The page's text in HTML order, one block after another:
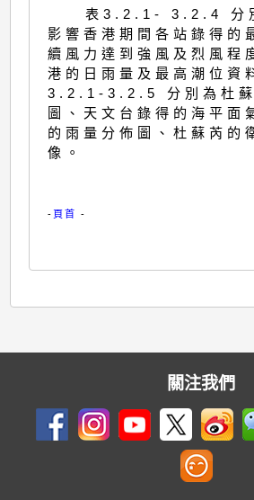
表3.2.1- 3.2.4 分
影響香港期間各站錄得的
續風力達到強風及烈風程
港的日雨量及最高潮位資
3.2.1-3.2.5 分別為杜蘇
圖、天文台錄得的海平面
的雨量分佈圖、杜蘇芮的
像。
- 頁首 -
關注我們